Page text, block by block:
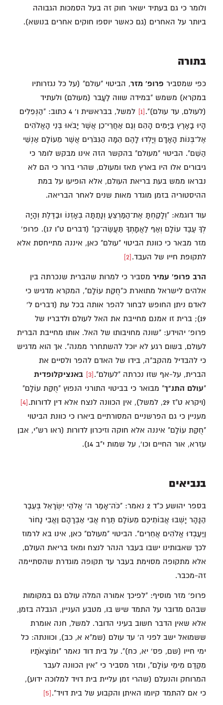
ולומר כי גם בעתיד ישאר חוק זה בעל הסמכות הגבוהה
ביותר על האחרים (גם כאשר יוספו חוקים אחרים בנושא).
בתורה
כפי שמסביר פרופ' מזר, הביטוי "עולם" (על כל נגזרותיו
במקרא) משמש "במידה שווה לַעָבר (מעולם) ולעתיד
(לעולם, עד עולם)".[1]
למשל, בבראשית ו' 4 כתוב: "הַנְּפִלִים
הָיוּ בָאָרֶץ בַּיָּמִים הָהֵם וְגַם אַחֲרֵי־כֵן אֲשֶׁר יָבֹאוּ בְּנֵי הָאֱלֹהִים
אֶל־בְּנוֹת הָאָדָם וְיָלְדוּ לָהֶם הֵמָּה הַגִּבֹּרִים אֲשֶׁר מֵעוֹלָם אַנְשֵׁי
הַשֵּׁם". הביטוי "מעולם" בהקשר הזה אינו מבקש לומר כי
גיבורים אלו היו בארץ מאז ומעולם, שהרי ברור כי הם לא
נבראו ממש בעת בריאת העולם, אלא הופיעו על במת
ההיסטוריה בזמן מוגדר מאות שנים לאחר הבריאה.
עוד דוגמא: "וְלָקַחְתָּ אֶת־הַמַּרְצֵעַ וְנָתַתָּה בְאָזְנוֹ וּבַדֶּלֶת וְהָיָה
לְךָ עֶבֶד עוֹלָם וְאַף לַאֲמָתְךָ תַּעֲשֶׂה־כֵּן" (דברים ט"ו 17). פרופ'
מזר מבאר כי כוונת הביטוי "עולם" כאן, איננה מתייחסת אלא
לתקופת חייו של העבד.[2]
הרב פרופ' עמיר מסביר כי למרות שהברית שנכרתה בין
אלהים לישראל מתוארת כ"חֻקַּת עוֹלָם", המקרא מדגיש כי
לאדם ניתן החופש לבחור להפר אותה בכל עת (דברים ל'
19); ברית זו אמנם מחייבת את האל לעולם ולדבריו של
פרופ' יהוידע: "שונה מחויבותו של האל. אותו מחייבת הברית
לעולם, בשום רגע לא יוכל להשתחרר ממנה". אך הוא מדגיש
כי להבדיל מהקב"ה, בידו של האדם להפר ולסיים את
הברית, על-אף שזו נכרתה "לעולם".[3]
באנציקלופדית
"עולם התנ"ך" מבואר כי בביטוי התורני הנפוץ "חֻקַּת עוֹלָם"
(ויקרא ט"ז 29, למשל), אין הכוונה לנצח אלא דין לדורות.
[4]
מעניין כי גם הפרשניים המסורתיים ביארו כי כוונת הביטוי
"חֻקַּת עוֹלָם" איננה אלא חוקה וזיכרון לדורות (ראו רש"י, אבן
עזרא, אור החיים וכו', על שמות י"ב 14).
בנביאים
בספר יהושע כ"ד 2 נאמר: "כֹּה־אָמַר ה' אֱלֹהֵי יִשְׂרָאֵל בְּעֵבֶר
הַנָּהָר יָשְׁבוּ אֲבוֹתֵיכֶם מֵעוֹלָם תֶּרַח אֲבִי אַבְרָהָם וַאֲבִי נָחוֹר
וַיַּעַבְדוּ אֱלֹהִים אֲחֵרִים". הביטוי "מעולם" כאן, אינו בא לרמוז
לכך שאבותינו ישבו בעבר הנהר לנצח ומאז בריאת העולם,
אלא מתקופה מסוימת בעבר עד תקופה מוגדרת שהסתיימה
זה-מכבר.
פרופ' מזר מוסיף: "לפיכך אמורה המלה עולם גם במקומות
שבהם מדובר על התמד שיש בו, מטבע העניין, הגבלה בזמן,
אלא שאין הדבר חשוב בעיני הדובר. למשל, חנה אומרת
ששמואל ישב לפני ה' עד עולם (שמ"א א, כב), וכוונתה: כל
ימי חייו (שם, פס' יא, כח)". על בית דוד נאמר "וּמוֹצָאֹתָיו
מִקֶּדֶם מִימֵי עוֹלָם", ומזר מסביר כי "אין הכוונה לעבר
המרוחק והנעלם (שהרי זמן עליית בית דויד למלוכה ידוע),
כי אם להתמד קיומו האיתן והקבוע של בית דויד".[5]